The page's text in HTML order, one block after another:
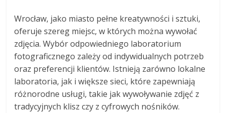
Wrocław, jako miasto pełne kreatywności i sztuki,
oferuje szereg miejsc, w których można wywołać
zdjęcia. Wybór odpowiedniego laboratorium
fotograficznego zależy od indywidualnych potrzeb
oraz preferencji klientów. Istnieją zarówno lokalne
laboratoria, jak i większe sieci, które zapewniają
różnorodne usługi, takie jak wywoływanie zdjęć z
tradycyjnych klisz czy z cyfrowych nośników.